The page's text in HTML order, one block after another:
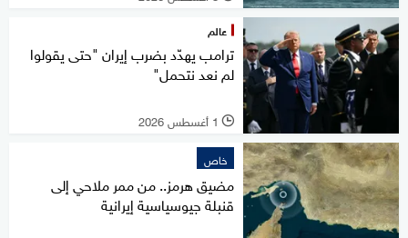
عالم
ترامب يهدّد بضرب إيران "حتى يقولوا
لم نعد نتحمل"
l 1 أغسطس 2026
خاص
مضيق هرمز.. من ممر ملاحي إلى
قنبلة جيوسياسية إيرانية